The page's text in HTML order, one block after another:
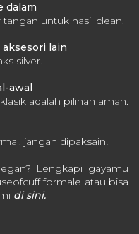
dalam
tangan untuk hasil clean.
lain
silver.
awal
adalah pilihan aman.
jangan dipaksain!
Lengkapi gayamu
formale atau bisa
di sini.